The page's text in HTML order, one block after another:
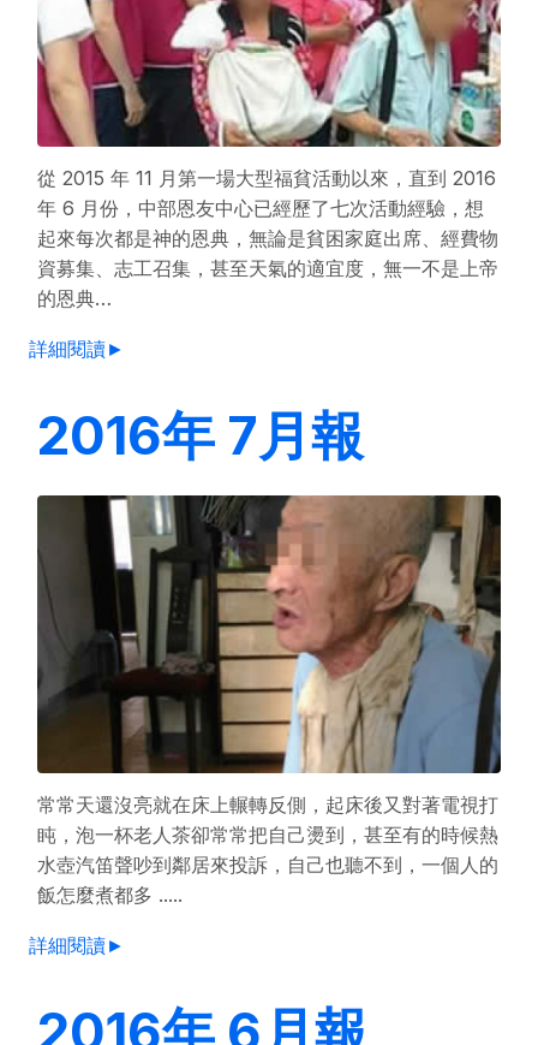
從 2015 年 11 月第一場大型福貧活動以來，直到 2016
年 6 月份，中部恩友中心已經歷了七次活動經驗，想
起來每次都是神的恩典，無論是貧困家庭出席、經費物
資募集、志工召集，甚至天氣的適宜度，無一不是上帝
的恩典…
詳細閱讀►
2016年 7月報
常常天還沒亮就在床上輾轉反側，起床後又對著電視打
盹，泡一杯老人茶卻常常把自己燙到，甚至有的時候熱
水壺汽笛聲吵到鄰居來投訴，自己也聽不到，一個人的
飯怎麼煮都多 .....
詳細閱讀►
2016年 6月報